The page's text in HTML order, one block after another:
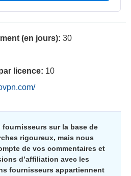
(en jours): 30
licence: 10
fournisseurs sur la base de
rigoureux, mais nous
de vos commentaires et
d’affiliation avec les
fournisseurs appartiennent